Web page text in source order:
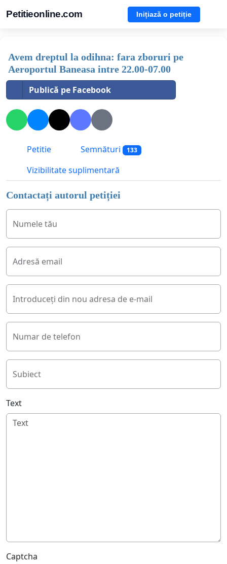
Petitieonline.com Inițiază o petiție
Avem dreptul la odihna: fara zboruri pe
Aeroportul Baneasa intre 22.00-07.00
Publică pe Facebook
Petitie Semnături 133
Vizibilitate suplimentară
Contactați autorul petiției
Numele tău
Adresă email
Introduceți din nou adresa de e-mail
Numar de telefon
Subiect
Text
Captcha